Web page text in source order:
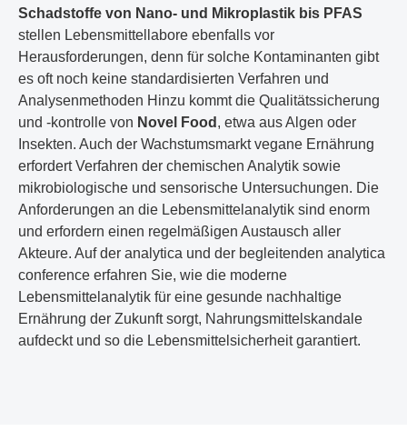
Schadstoffe von Nano- und Mikroplastik bis PFAS
stellen Lebensmittellabore ebenfalls vor
Herausforderungen, denn für solche Kontaminanten gibt
es oft noch keine standardisierten Verfahren und
Analysenmethoden Hinzu kommt die Qualitätssicherung
und -kontrolle von Novel Food , etwa aus Algen oder
Insekten. Auch der Wachstumsmarkt vegane Ernährung
erfordert Verfahren der chemischen Analytik sowie
mikrobiologische und sensorische Untersuchungen. Die
Anforderungen an die Lebensmittelanalytik sind enorm
und erfordern einen regelmäßigen Austausch aller
Akteure. Auf der analytica und der begleitenden analytica
conference erfahren Sie, wie die moderne
Lebensmittelanalytik für eine gesunde nachhaltige
Ernährung der Zukunft sorgt, Nahrungsmittelskandale
aufdeckt und so die Lebensmittelsicherheit garantiert.